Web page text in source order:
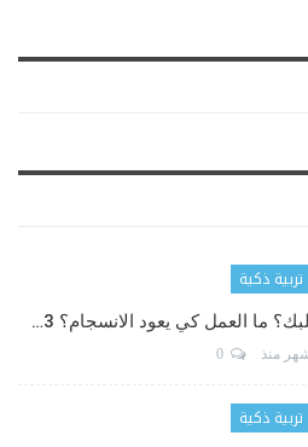
تربية ذكية
العمل كي يعود الانسجام؟ 3…
0
تربية ذكية